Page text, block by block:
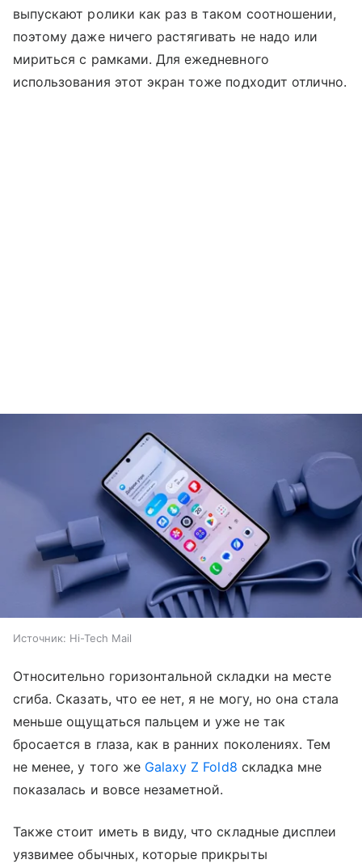
выпускают ролики как раз в таком соотношении,
поэтому даже ничего растягивать не надо или
мириться с рамками. Для ежедневного
использования этот экран тоже подходит отлично.
Источник: Hi-Tech Mail
Относительно горизонтальной складки на месте
сгиба. Сказать, что ее нет, я не могу, но она стала
меньше ощущаться пальцем и уже не так
бросается в глаза, как в ранних поколениях. Тем
не менее, у того же Galaxy Z Fold8 складка мне
показалась и вовсе незаметной.
Также стоит иметь в виду, что складные дисплеи
уязвимее обычных, которые прикрыты